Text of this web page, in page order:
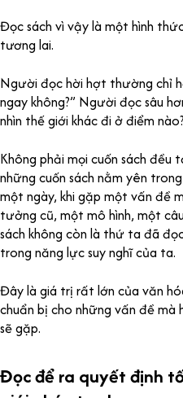
Đọc sách vì vậy là một hình
tương lai.
Người đọc hời hợt thường chỉ
ngay không?” Người đọc sâu
nhìn thế giới khác đi ở điểm
Không phải mọi cuốn sách
những cuốn sách nằm yên
một ngày, khi gặp một vấn đề
tưởng cũ, một mô hình, một
sách không còn là thứ ta đã
trong năng lực suy nghĩ của ta.
Đây là giá trị rất lớn của văn
chuẩn bị cho những vấn đề mà
sẽ gặp.
Đọc để ra quyết định